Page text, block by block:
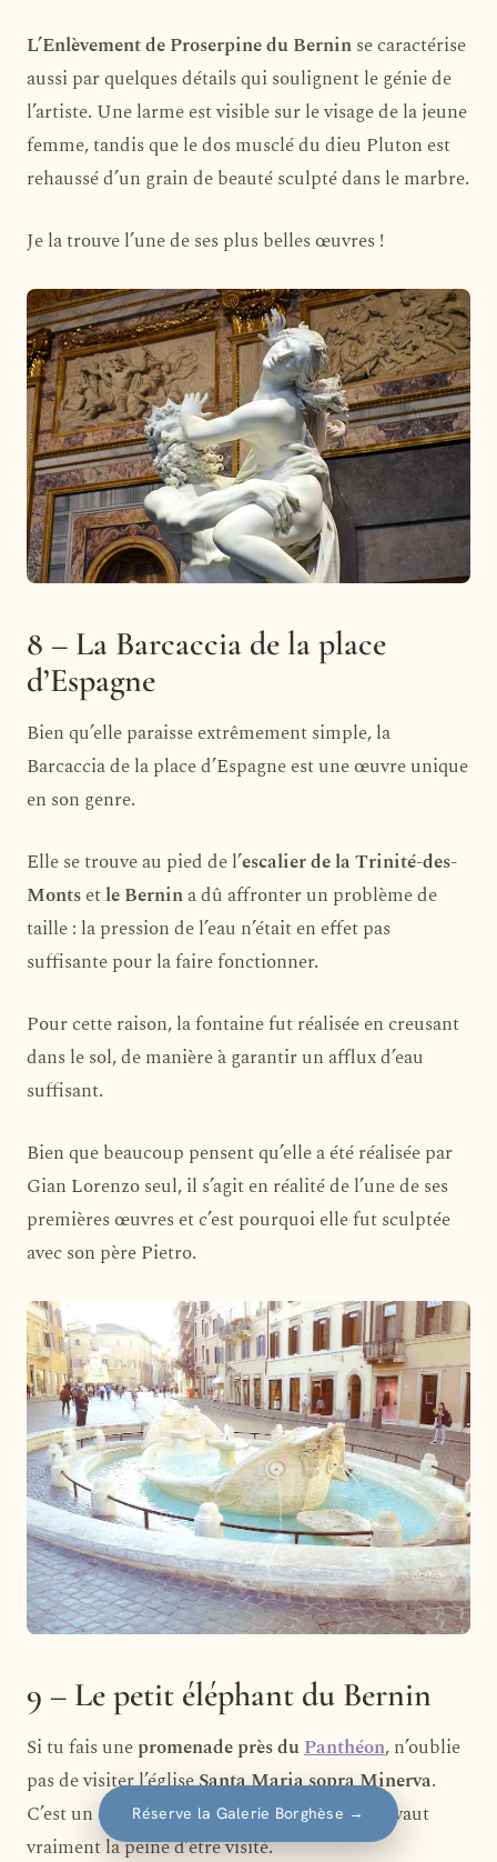
L’Enlèvement de Proserpine du Berninse caractérise
aussi par quelques détails qui soulignent le génie de
l’artiste. Une larme est visible sur le visage de la jeune
femme, tandis que le dos musclé du dieu Pluton est
rehaussé d’un grain de beauté sculpté dans le marbre.
Je la trouve l’une de ses plus belles œuvres !
8 – La Barcaccia de la place
d’Espagne
Bien qu’elle paraisse extrêmement simple, la
Barcaccia de la place d’Espagne est une œuvre unique
en son genre.
Elle se trouve au pied de l’escalier de la Trinité-des-
Montsetle Bernina dû affronter un problème de
taille : la pression de l’eau n’était en effet pas
suffisante pour la faire fonctionner.
Pour cette raison, la fontaine fut réalisée en creusant
dans le sol, de manière à garantir un afflux d’eau
suffisant.
Bien que beaucoup pensent qu’elle a été réalisée par
Gian Lorenzo seul, il s’agit en réalité de l’une de ses
premières œuvres et c’est pourquoi elle fut sculptée
avec son père Pietro.
9 – Le petit éléphant du Bernin
Si tu fais unepromenade près duPanthéon, n’oublie
pas de visiter l’égliseSanta Maria sopra Minerva.
C’est un édifice peu connu à Rome, mais qui vaut
vraiment la peine d’être visité.
Réserve la Galerie Borghèse →